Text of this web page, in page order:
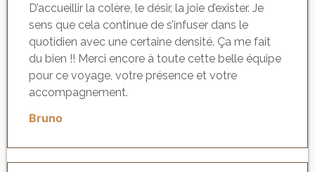
D’accueillir la colère, le désir, la joie d’exister. Je
sens que cela continue de s’infuser dans le
quotidien avec une certaine densité. Ça me fait
du bien !! Merci encore à toute cette belle équipe
pour ce voyage, votre présence et votre
accompagnement.
Bruno